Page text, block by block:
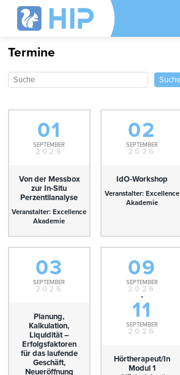
Termine
01
SEPTEMBER
2026
Von der Messbox
zur In-Situ
Perzentilanalyse
Veranstalter: Excellence
Akademie
02
SEPTEMBER
2026
IdO-Workshop
Veranstalter: Excellence
Akademie
03
SEPTEMBER
2026
Planung,
Kalkulation,
Liquidität –
Erfolgsfaktoren
für das laufende
Geschäft,
Neueröffnung
09
SEPTEMBER
2026
-
11
SEPTEMBER
2026
Hörtherapeut/In
Modul 1